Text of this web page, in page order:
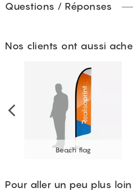
Questions / Réponses
Nos clients ont aussi
Beach flag
Pour aller un peu plus loin